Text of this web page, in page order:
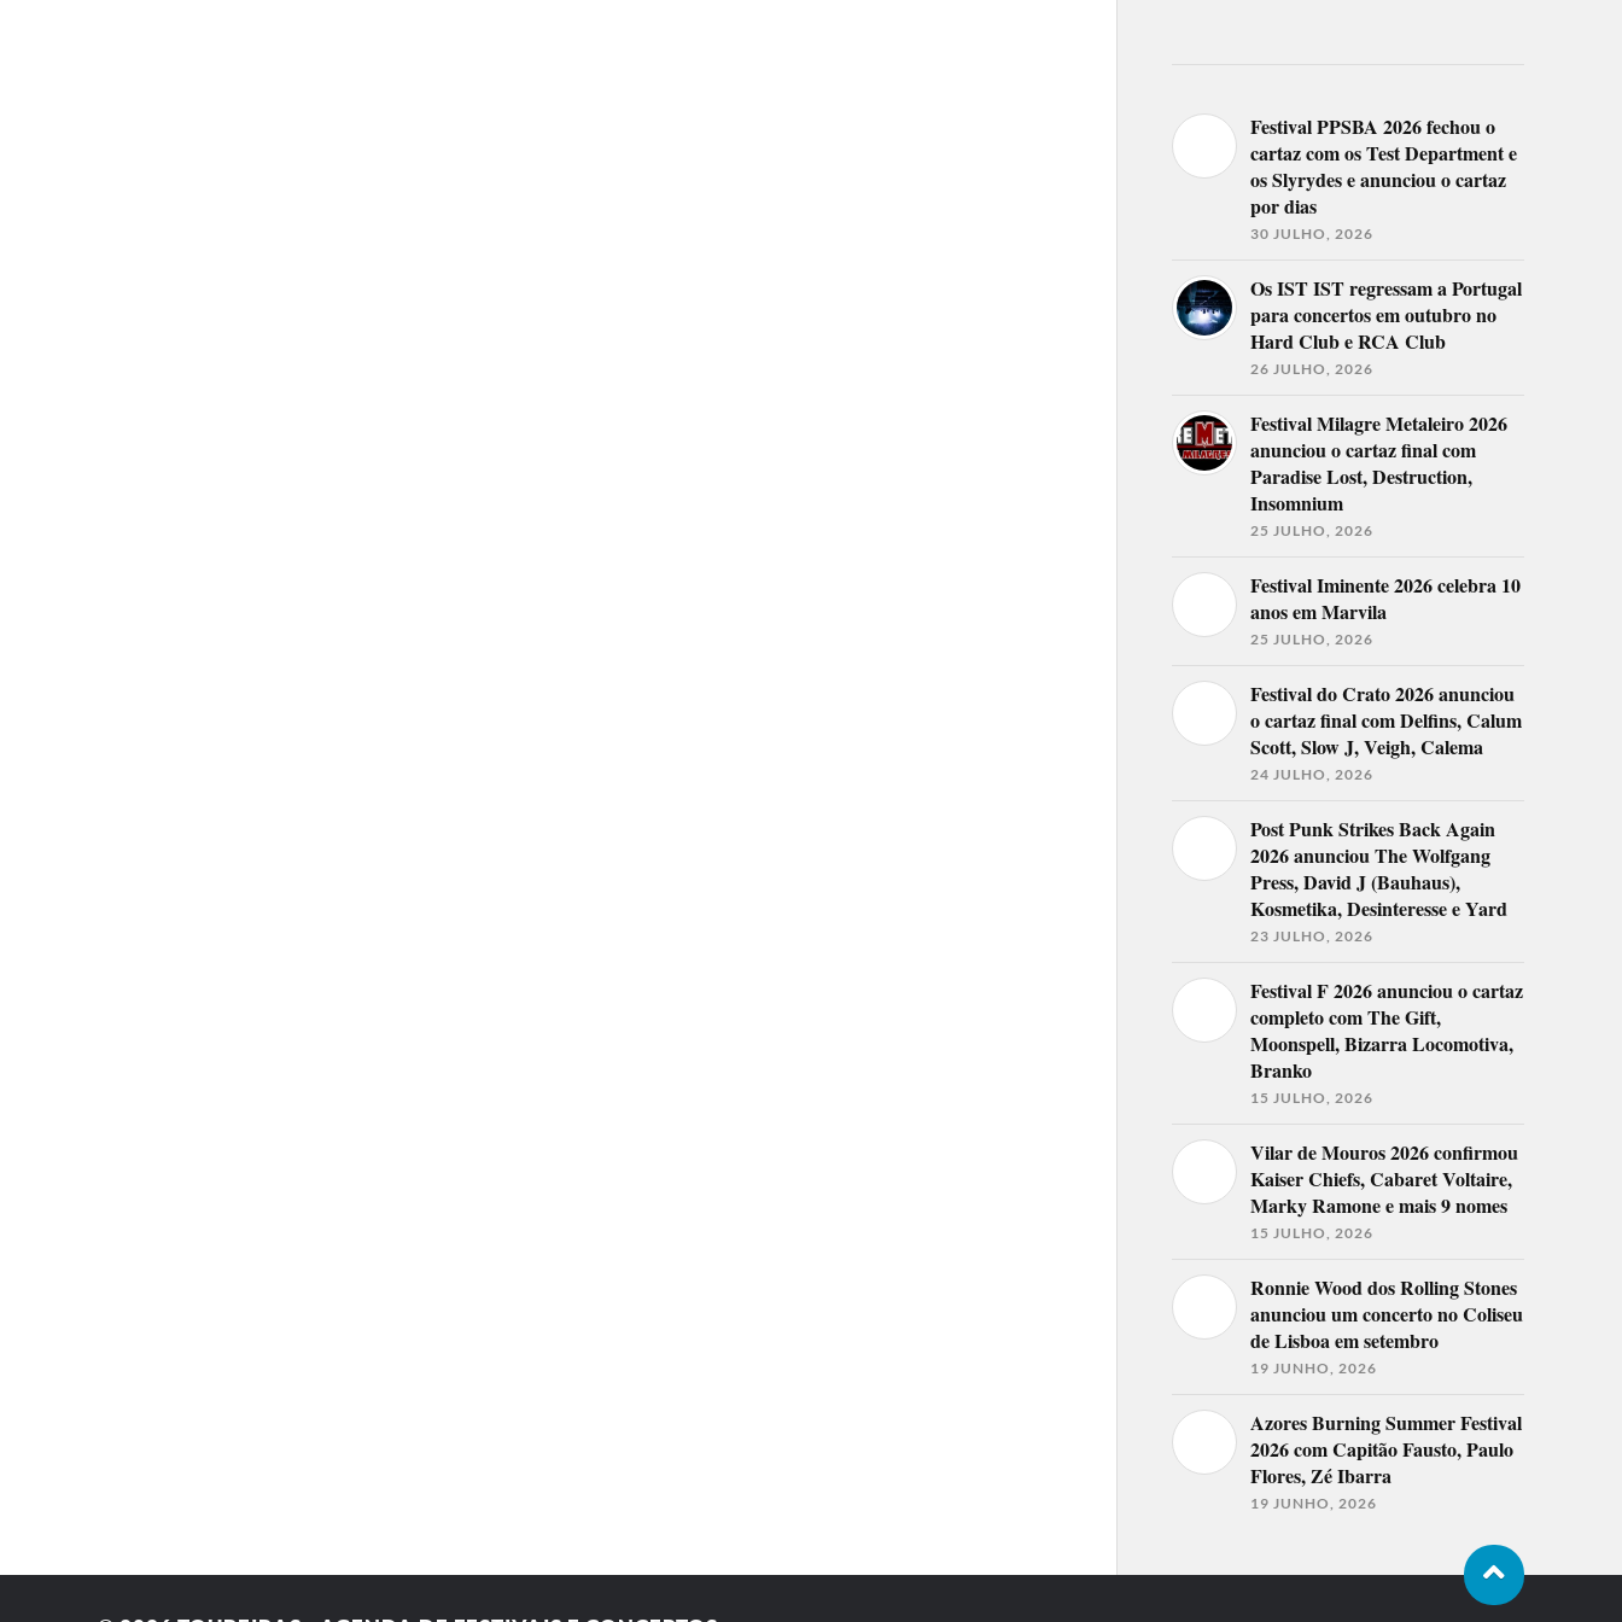
Festival PPSBA 2026 fechou o
cartaz com os Test Department e
os Slyrydes e anunciou o cartaz
por dias
30 JULHO, 2026
Os IST IST regressam a Portugal
para concertos em outubro no
Hard Club e RCA Club
26 JULHO, 2026
Festival Milagre Metaleiro 2026
anunciou o cartaz final com
Paradise Lost, Destruction,
Insomnium
25 JULHO, 2026
Festival Iminente 2026 celebra 10
anos em Marvila
25 JULHO, 2026
Festival do Crato 2026 anunciou
o cartaz final com Delfins, Calum
Scott, Slow J, Veigh, Calema
24 JULHO, 2026
Post Punk Strikes Back Again
2026 anunciou The Wolfgang
Press, David J (Bauhaus),
Kosmetika, Desinteresse e Yard
23 JULHO, 2026
Festival F 2026 anunciou o cartaz
completo com The Gift,
Moonspell, Bizarra Locomotiva,
Branko
15 JULHO, 2026
Vilar de Mouros 2026 confirmou
Kaiser Chiefs, Cabaret Voltaire,
Marky Ramone e mais 9 nomes
15 JULHO, 2026
Ronnie Wood dos Rolling Stones
anunciou um concerto no Coliseu
de Lisboa em setembro
19 JUNHO, 2026
Azores Burning Summer Festival
2026 com Capitão Fausto, Paulo
Flores, Zé Ibarra
19 JUNHO, 2026